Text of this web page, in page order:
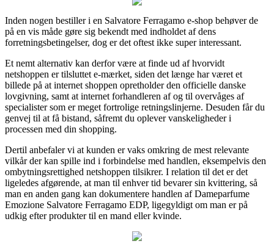
Inden nogen bestiller i en Salvatore Ferragamo e-shop behøver de
på en vis måde gøre sig bekendt med indholdet af dens
forretningsbetingelser, dog er det oftest ikke super interessant.
Et nemt alternativ kan derfor være at finde ud af hvorvidt
netshoppen er tilsluttet e-mærket, siden det længe har været et
billede på at internet shoppen opretholder den officielle danske
lovgivning, samt at internet forhandleren af og til overvåges af
specialister som er meget fortrolige retningslinjerne. Desuden får du
genvej til at få bistand, såfremt du oplever vanskeligheder i
processen med din shopping.
Dertil anbefaler vi at kunden er vaks omkring de mest relevante
vilkår der kan spille ind i forbindelse med handlen, eksempelvis den
ombytningsrettighed netshoppen tilsikrer. I relation til det er det
ligeledes afgørende, at man til enhver tid bevarer sin kvittering, så
man en anden gang kan dokumentere handlen af Dameparfume
Emozione Salvatore Ferragamo EDP, ligegyldigt om man er på
udkig efter produkter til en mand eller kvinde.